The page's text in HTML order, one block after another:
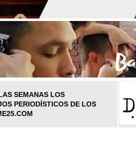
SEMANAS LOS
PERIODÍSTICOS DE LOS